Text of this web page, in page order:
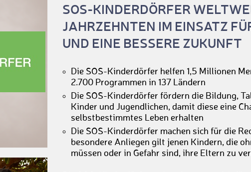
SOS-KINDERDÖRFER
JAHRZEHNTEN IM EINSATZ
UND EINE BESSERE ZUKUNFT
Die SOS-Kinderdörfer helfen 1,5 Millionen
2.700 Programmen in 137 Ländern
Die SOS-Kinderdörfer fördern die Bildung,
Kinder und Jugendlichen, damit diese eine
selbstbestimmtes Leben erhalten
Die SOS-Kinderdörfer machen sich für die
besondere Anliegen gilt jenen Kindern, die
müssen oder in Gefahr sind, ihre Eltern zu